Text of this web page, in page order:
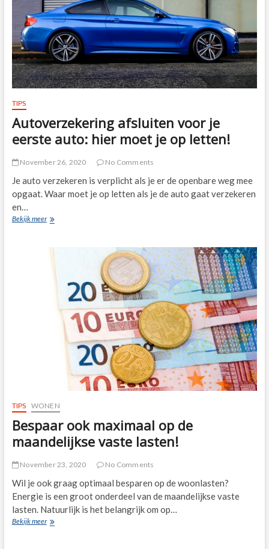
TIPS
Autoverzekering afsluiten voor je
eerste auto: hier moet je op letten!
November 26, 2020 No Comments
Je auto verzekeren is verplicht als je er de openbare weg mee
opgaat. Waar moet je op letten als je de auto gaat verzekeren
en…
Bekijk meerAutoverzekering
letten!
TIPS WONEN
Bespaar ook maximaal op de
maandelijkse vaste lasten!
November 23, 2020 No Comments
Wil je ook graag optimaal besparen op de woonlasten?
Energie is een groot onderdeel van de maandelijkse vaste
lasten. Natuurlijk is het belangrijk om op…
Bekijk meerBespaar